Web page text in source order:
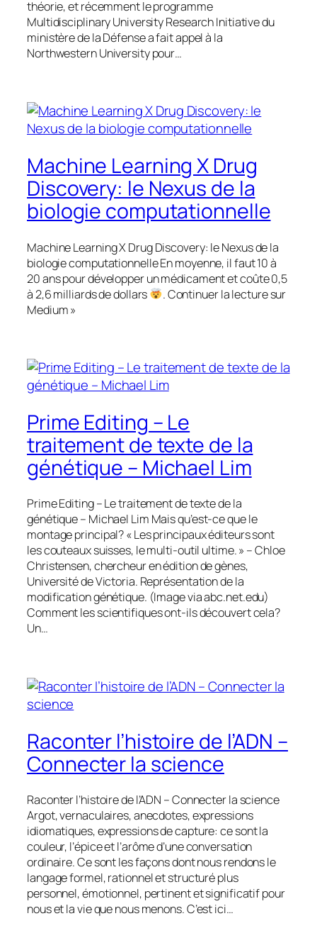
théorie, et récemment le programme
Multidisciplinary University Research Initiative du
ministère de la Défense a fait appel à la
Northwestern University pour…
Machine Learning X Drug
Discovery: le Nexus de la
biologie computationnelle
Machine Learning X Drug Discovery: le Nexus de la
biologie computationnelle En moyenne, il faut 10 à
20 ans pour développer un médicament et coûte 0,5
à 2,6 milliards de dollars
. Continuer la lecture sur
Medium »
Prime Editing – Le
traitement de texte de la
génétique – Michael Lim
Prime Editing – Le traitement de texte de la
génétique – Michael Lim Mais qu’est-ce que le
montage principal? « Les principaux éditeurs sont
les couteaux suisses, le multi-outil ultime. » – Chloe
Christensen, chercheur en édition de gènes,
Université de Victoria. Représentation de la
modification génétique. (Image via abc.net.edu)
Comment les scientifiques ont-ils découvert cela?
Un…
Raconter l’histoire de l’ADN –
Connecter la science
Raconter l’histoire de l’ADN – Connecter la science
Argot, vernaculaires, anecdotes, expressions
idiomatiques, expressions de capture: ce sont la
couleur, l’épice et l’arôme d’une conversation
ordinaire. Ce sont les façons dont nous rendons le
langage formel, rationnel et structuré plus
personnel, émotionnel, pertinent et significatif pour
nous et la vie que nous menons. C’est ici…